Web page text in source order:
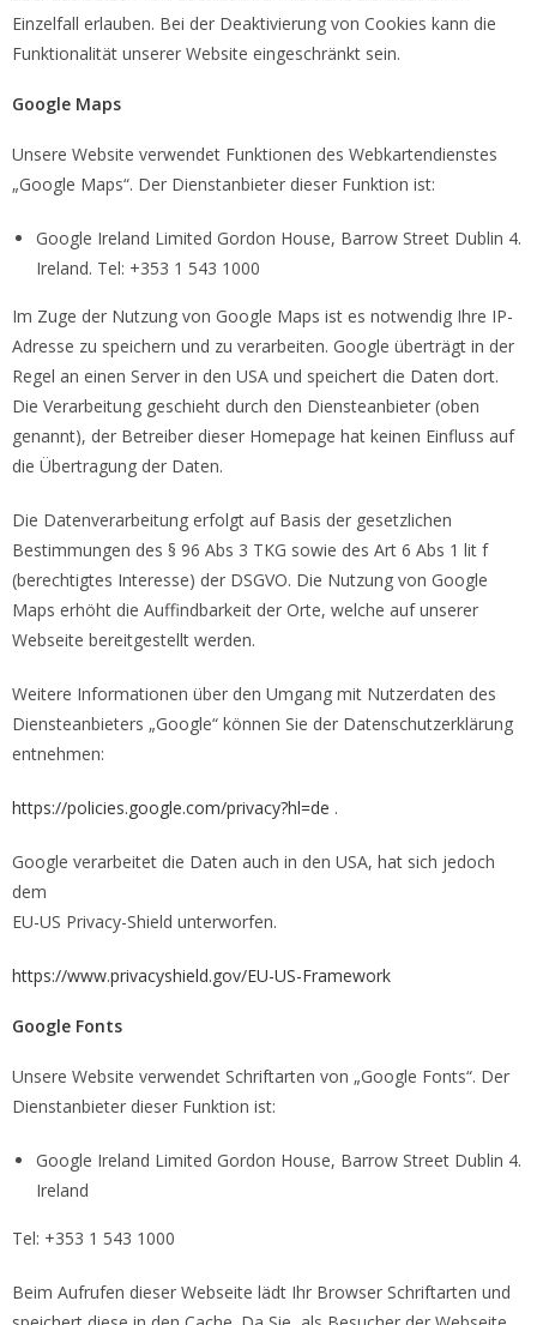
Einzelfall erlauben. Bei der Deaktivierung von Cookies kann die
Funktionalität unserer Website eingeschränkt sein.
Google Maps
Unsere Website verwendet Funktionen des Webkartendienstes
„Google Maps“. Der Dienstanbieter dieser Funktion ist:
Google Ireland Limited Gordon House, Barrow Street Dublin 4.
Ireland. Tel: +353 1 543 1000
Im Zuge der Nutzung von Google Maps ist es notwendig Ihre IP-
Adresse zu speichern und zu verarbeiten. Google überträgt in der
Regel an einen Server in den USA und speichert die Daten dort.
Die Verarbeitung geschieht durch den Diensteanbieter (oben
genannt), der Betreiber dieser Homepage hat keinen Einfluss auf
die Übertragung der Daten.
Die Datenverarbeitung erfolgt auf Basis der gesetzlichen
Bestimmungen des § 96 Abs 3 TKG sowie des Art 6 Abs 1 lit f
(berechtigtes Interesse) der DSGVO. Die Nutzung von Google
Maps erhöht die Auffindbarkeit der Orte, welche auf unserer
Webseite bereitgestellt werden.
Weitere Informationen über den Umgang mit Nutzerdaten des
Diensteanbieters „Google“ können Sie der Datenschutzerklärung
entnehmen:
https://policies.google.com/privacy?hl=de .
Google verarbeitet die Daten auch in den USA, hat sich jedoch
dem
EU-US Privacy-Shield unterworfen.
https://www.privacyshield.gov/EU-US-Framework
Google Fonts
Unsere Website verwendet Schriftarten von „Google Fonts“. Der
Dienstanbieter dieser Funktion ist:
Google Ireland Limited Gordon House, Barrow Street Dublin 4.
Ireland
Tel: +353 1 543 1000
Beim Aufrufen dieser Webseite lädt Ihr Browser Schriftarten und